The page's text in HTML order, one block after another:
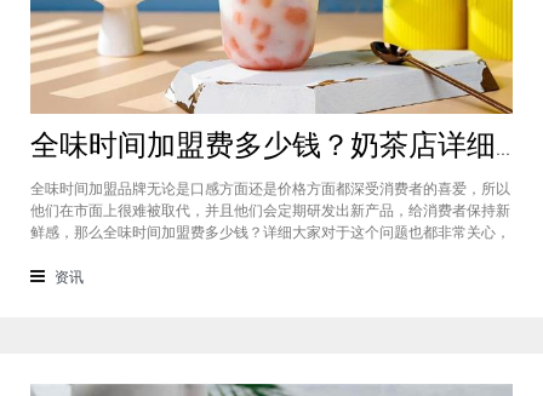
全味时间加盟费多少钱？奶茶店详细费用分析就在这！
全味时间加盟品牌无论是口感方面还是价格方面都深受消费者的喜爱，所以
他们在市面上很难被取代，并且他们会定期研发出新产品，给消费者保持新
鲜感，那么全味时间加盟费多少钱？详细大家对于这个问题也都非常关心，
店，在这里就不说名字了。虽然开头说得很好，公司也确实提供了设备和产
资讯